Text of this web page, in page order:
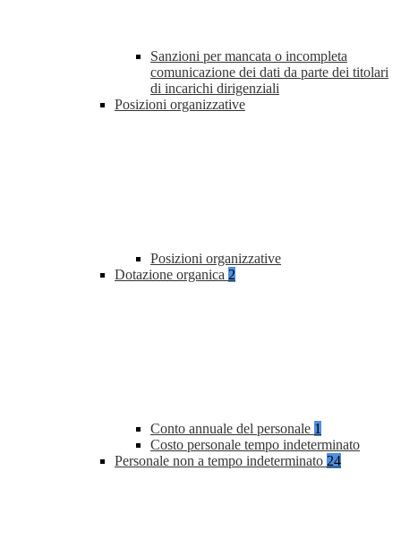
Sanzioni per mancata o incompleta
comunicazione dei dati da parte dei titolari
di incarichi dirigenziali
Posizioni organizzative
Posizioni organizzative
Dotazione organica 2
Conto annuale del personale 1
Costo personale tempo indeterminato
Personale non a tempo indeterminato 24